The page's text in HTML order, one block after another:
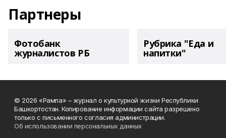
Партнеры
Фотобанк
журналистов РБ
Рубрика "Еда и
напитки"
© 2026 «Рампа» – журнал о культурной жизни Республики
Башкортостан. Копирование информации сайта разрешено
только с письменного согласия администрации.
Об использовании персональных данных